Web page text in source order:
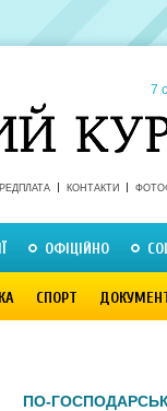
7
КОНТАКТИ
ОФІЦІЙНО
СПОРТ
ПО-